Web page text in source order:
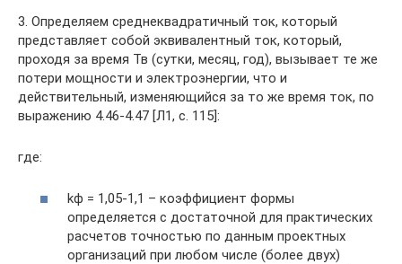
3. Определяем среднеквадратичный ток, который
представляет собой эквивалентный ток, который,
проходя за время Тв (сутки, месяц, год), вызывает те же
потери мощности и электроэнергии, что и
действительный, изменяющийся за то же время ток, по
выражению 4.46-4.47 [Л1, с. 115]:
где:
kф = 1,05-1,1 – коэффициент формы
определяется с достаточной для практических
расчетов точностью по данным проектных
организаций при любом числе (более двух)